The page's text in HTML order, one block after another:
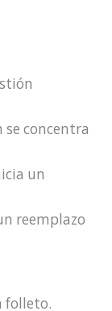
se concentra
un
reemplazo
folleto.